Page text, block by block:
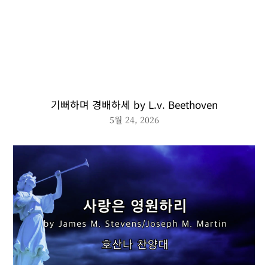
기뻐하며 경배하세 by L.v. Beethoven
5월 24, 2026